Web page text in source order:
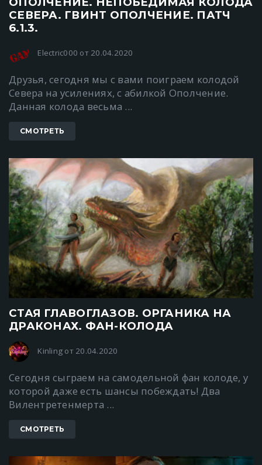
СЕВЕРА. ГВИНТ ОПОЛЧЕНИЕ. ПАТЧ
6.1.3.
Electric000 от 20.04.2020
Друзья, сегодня мы с вами поиграем колодой
Севера на усилениях, с абилкой Ополчение.
Данная колода весьма ...
СМОТРЕТЬ
СТАЯ ГЛАВОГЛАЗОВ. ОРГАНИКА НА
ДРАКОНАХ. ФАН-КОЛОДА
Kinling от 20.04.2020
Сегодня сыграем на самодельной фан колоде, у
которой даже есть шансы побеждать! Два
Вилентретенмерта ...
СМОТРЕТЬ